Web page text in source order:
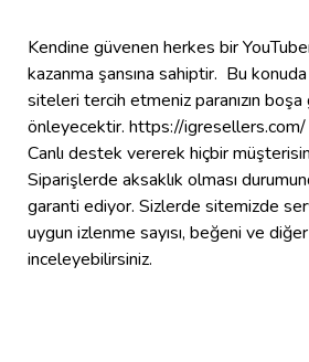
Kendine güvenen herkes bir
kazanma şansına sahiptir. Bu
siteleri tercih etmeniz paranızın
önleyecektir. https://
Canlı destek vererek hiçbir
Siparişlerde aksaklık olması
garanti ediyor. Sizlerde sitemizde
uygun izlenme sayısı, beğeni ve
inceleyebilirsiniz.